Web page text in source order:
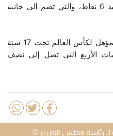
وتصدر منتخبنا المجموعة برصيد 6 نقاط، والتي تضم الى جانبه
ويعد كأس آسيا للناشئين هو المؤهل لكأس العالم تحت 17 سنة
الأربع التي تصل إلى نصف
رئاسة مجلس الوزراء ©